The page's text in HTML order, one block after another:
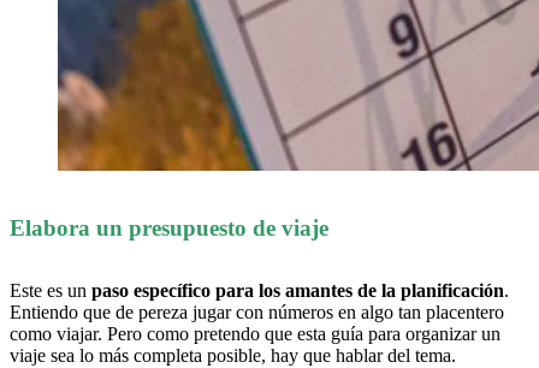
Elabora un presupuesto de viaje
Este es un paso específico para los amantes de la planificación.
Entiendo que de pereza jugar con números en algo tan placentero
como viajar. Pero como pretendo que esta guía para organizar un
viaje sea lo más completa posible, hay que hablar del tema.